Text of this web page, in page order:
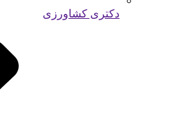
دکتری کشاورزی